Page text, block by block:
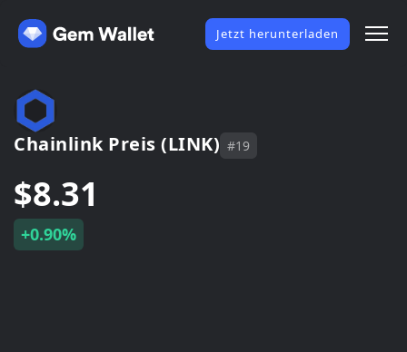
Jetzt herunterladen
Chainlink Preis (LINK) #19
$8.31
+0.90%